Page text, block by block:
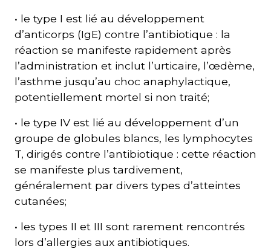
• le type I est lié au développement
d’anticorps (IgE) contre l’antibiotique : la
réaction se manifeste rapidement après
l’administration et inclut l’urticaire, l’œdème,
l’asthme jusqu’au choc anaphylactique,
potentiellement mortel si non traité;
• le type IV est lié au développement d’un
groupe de globules blancs, les lymphocytes
T, dirigés contre l’antibiotique : cette réaction
se manifeste plus tardivement,
généralement par divers types d’atteintes
cutanées;
• les types II et III sont rarement rencontrés
lors d’allergies aux antibiotiques.